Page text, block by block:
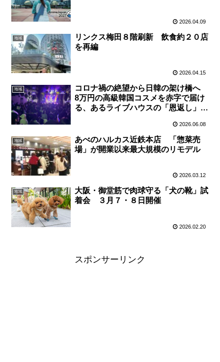
2026.04.09
地域
リンクス梅田８階刷新 飲食約２０店
を再編
2026.04.15
地域
コロナ禍の絶望から日韓の架け橋へ
8万円の高級韓国コスメを赤字で届け
る、あるライブハウスの「恩返し」
2026.06.08
地域
あべのハルカス近鉄本店 「惣菜売
場」が開業以来最大規模のリモデル
2026.03.12
地域
大阪・御堂筋で肉球守る「犬の靴」試
着会 ３月７・８日開催
2026.02.20
スポンサーリンク